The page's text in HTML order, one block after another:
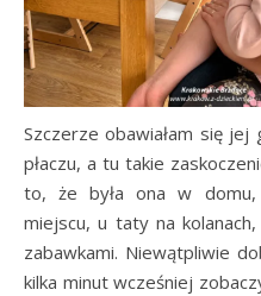
Szczerze obawiałam się jej
płaczu, a tu takie
to, że była ona w
miejscu, u taty na
zabawkami. Niewątpliwie
kilka minut wcześniej